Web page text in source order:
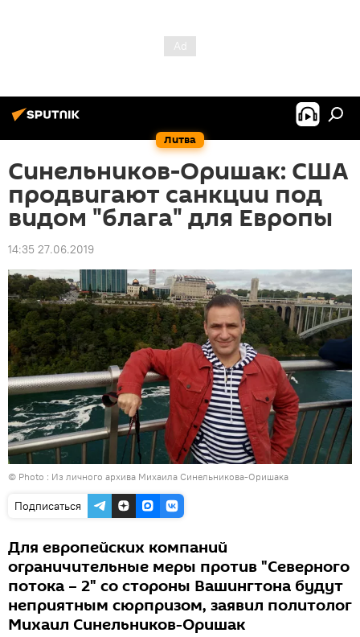
Литва
Синельников-Оришак: США
продвигают санкции под
видом "блага" для Европы
14:35 27.06.2019
© Photo : Из личного архива Михаила Синельникова-Оришака
Подписаться
Для европейских компаний
ограничительные меры против "Северного
потока – 2" со стороны Вашингтона будут
неприятным сюрпризом, заявил политолог
Михаил Синельников-Оришак